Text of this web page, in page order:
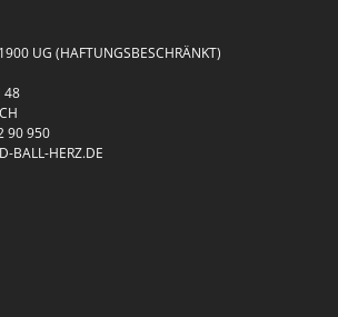
UG (HAFTUNGSBESCHRÄNKT)
48
90 950
BALL-HERZ.DE